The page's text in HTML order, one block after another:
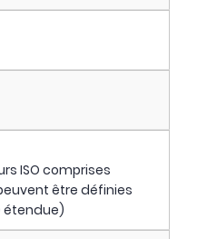
ISO comprises
être définies
étendue)